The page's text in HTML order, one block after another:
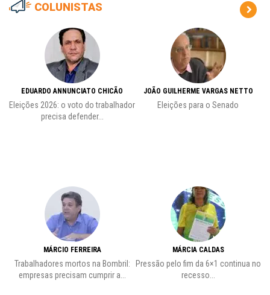
COLUNISTAS
EDUARDO ANNUNCIATO CHICÃO
Eleições 2026: o voto do trabalhador
precisa defender...
MÁRCIO FERREIRA
Trabalhadores mortos na Bombril:
empresas precisam cumprir a...
JOÃO GUILHERME VARGAS NETTO
Eleições para o Senado
MÁRCIA CALDAS
Pressão pelo fim da 6×1 continua no
recesso...